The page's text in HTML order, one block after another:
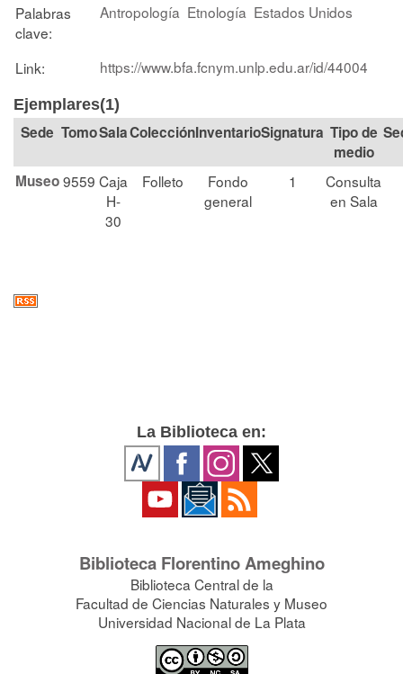
Palabras
clave:
Antropología Etnología Estados Unidos
Link: https://www.bfa.fcnym.unlp.edu.ar/id/44004
Ejemplares(1)
TomoSalaColección Signatura Tipo de
medio
Museo9559 Caja
H-
30
Folleto
Fondo
general
1
Consulta
en Sala
La Biblioteca en:
Biblioteca Florentino Ameghino
Biblioteca Central de la
Facultad de Ciencias Naturales y Museo
Universidad Nacional de La Plata